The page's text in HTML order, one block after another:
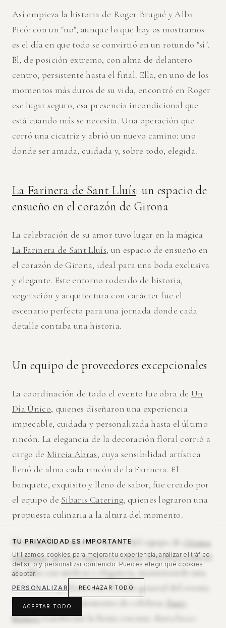
Así empieza la historia de Roger Brugué y Alba
Picó: con un "no", aunque lo que hoy os mostramos
es el día en que todo se convirtió en un rotundo "sí".
Él, de posición extremo, con alma de delantero
centro, persistente hasta el final. Ella, en uno de los
momentos más duros de su vida, encontró en Roger
ese lugar seguro, esa presencia incondicional que
está cuando más se necesita. Una operación que
cerró una cicatriz y abrió un nuevo camino: uno
donde ser amada, cuidada y, sobre todo, elegida.
La Farinera de Sant Lluís: un espacio de
ensueño en el corazón de Girona
La celebración de su amor tuvo lugar en la mágica
La Farinera de Sant Lluís, un espacio de ensueño en
el corazón de Girona, ideal para una boda exclusiva
y elegante. Este entorno rodeado de historia,
vegetación y arquitectura con carácter fue el
escenario perfecto para una jornada donde cada
detalle contaba una historia.
Un equipo de proveedores excepcionales
La coordinación de todo el evento fue obra de Un
Día Único, quienes diseñaron una experiencia
impecable, cuidada y personalizada hasta el último
rincón. La elegancia de la decoración floral corrió a
cargo de Mireia Abras, cuya sensibilidad artística
llenó de alma cada rincón de la Farinera. El
banquete, exquisito y lleno de sabor, fue creado por
el equipo de Sibaris Catering, quienes lograron una
propuesta culinaria a la altura del momento.
El maquillaje estuvo en manos del equipo de
Oriana
Giménez, quienes supieron realzar la belleza natural
de Alba con sutileza y elegancia, manteniendo una
coherencia perfecta con el estilo general del evento.
Y cuando llegó el momento de celebrar,
Party
Makerstransformó la fiesta con una «hora loca»
TU PRIVACIDAD ES IMPORTANTE
Utilizamos cookies para mejorar tu experiencia, analizar el tráfico
del sitio y personalizar contenido. Puedes elegir qué cookies
aceptar.
PERSONALIZAR
RECHAZAR TODO
ACEPTAR TODO